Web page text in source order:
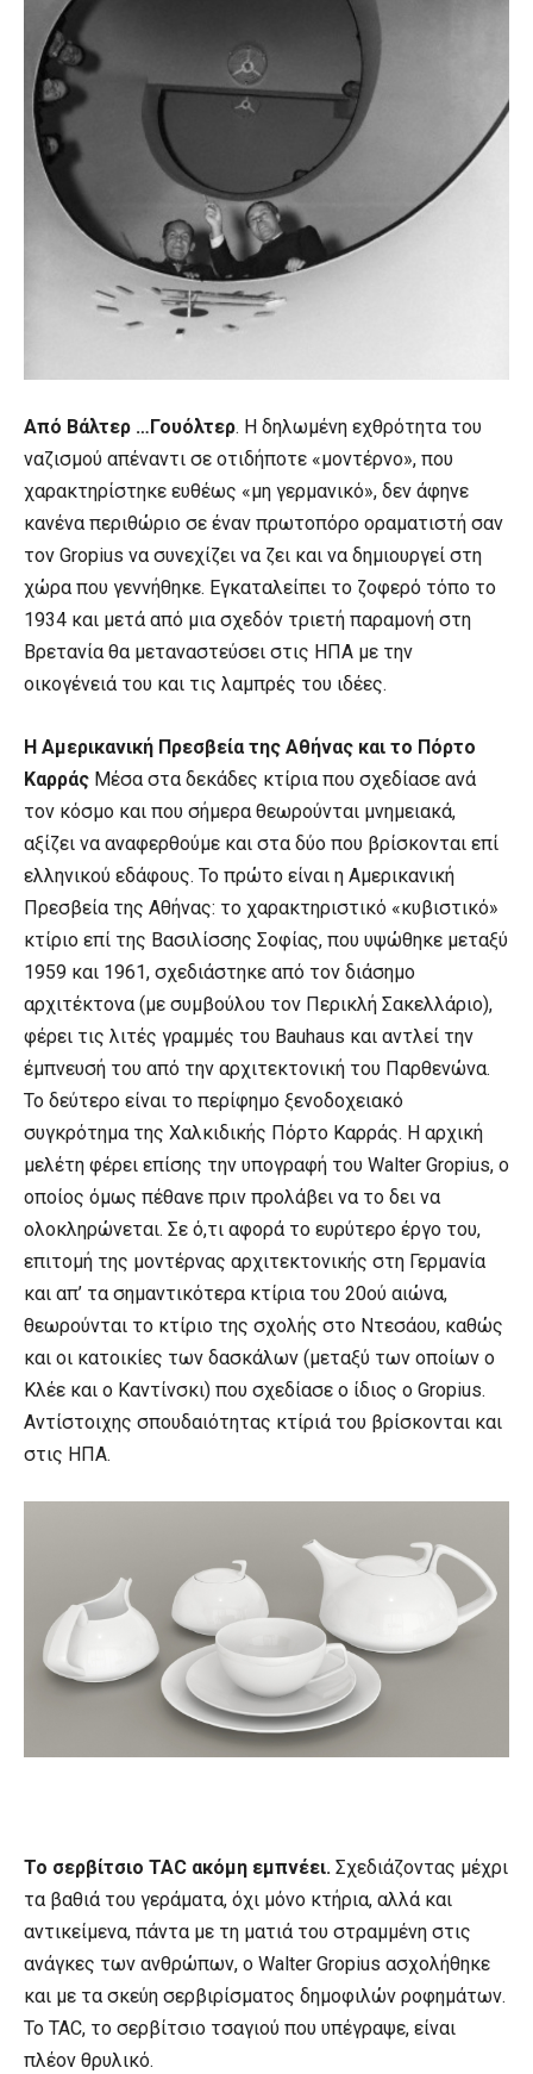
Από Βάλτερ …Γουόλτερ. Η δηλωμένη εχθρότητα του
ναζισμού απέναντι σε οτιδήποτε «μοντέρνο», που
χαρακτηρίστηκε ευθέως «μη γερμανικό», δεν άφηνε
κανένα περιθώριο σε έναν πρωτοπόρο οραματιστή σαν
τον Gropius να συνεχίζει να ζει και να δημιουργεί στη
χώρα που γεννήθηκε. Εγκαταλείπει το ζοφερό τόπο το
1934 και μετά από μια σχεδόν τριετή παραμονή στη
Βρετανία θα μεταναστεύσει στις ΗΠΑ με την
οικογένειά του και τις λαμπρές του ιδέες.
Η Αμερικανική Πρεσβεία της Αθήνας και το Πόρτο
Καρράς Μέσα στα δεκάδες κτίρια που σχεδίασε ανά
τον κόσμο και που σήμερα θεωρούνται μνημειακά,
αξίζει να αναφερθούμε και στα δύο που βρίσκονται επί
ελληνικού εδάφους. Το πρώτο είναι η Αμερικανική
Πρεσβεία της Αθήνας: το χαρακτηριστικό «κυβιστικό»
κτίριο επί της Βασιλίσσης Σοφίας, που υψώθηκε μεταξύ
1959 και 1961, σχεδιάστηκε από τον διάσημο
αρχιτέκτονα (με συμβούλου τον Περικλή Σακελλάριο),
φέρει τις λιτές γραμμές του Bauhaus και αντλεί την
έμπνευσή του από την αρχιτεκτονική του Παρθενώνα.
Το δεύτερο είναι το περίφημο ξενοδοχειακό
συγκρότημα της Χαλκιδικής Πόρτο Καρράς. Η αρχική
μελέτη φέρει επίσης την υπογραφή του Walter Gropius, ο
οποίος όμως πέθανε πριν προλάβει να το δει να
ολοκληρώνεται. Σε ό,τι αφορά το ευρύτερο έργο του,
επιτομή της μοντέρνας αρχιτεκτονικής στη Γερμανία
και απ’ τα σημαντικότερα κτίρια του 20ού αιώνα,
θεωρούνται το κτίριο της σχολής στο Ντεσάου, καθώς
και οι κατοικίες των δασκάλων (μεταξύ των οποίων ο
Κλέε και ο Καντίνσκι) που σχεδίασε ο ίδιος ο Gropius.
Αντίστοιχης σπουδαιότητας κτίριά του βρίσκονται και
στις ΗΠΑ.
Το σερβίτσιο TAC ακόμη εμπνέει. Σχεδιάζοντας μέχρι
τα βαθιά του γεράματα, όχι μόνο κτήρια, αλλά και
αντικείμενα, πάντα με τη ματιά του στραμμένη στις
ανάγκες των ανθρώπων, ο Walter Gropius ασχολήθηκε
και με τα σκεύη σερβιρίσματος δημοφιλών ροφημάτων.
Το TAC, το σερβίτσιο τσαγιού που υπέγραψε, είναι
πλέον θρυλικό.